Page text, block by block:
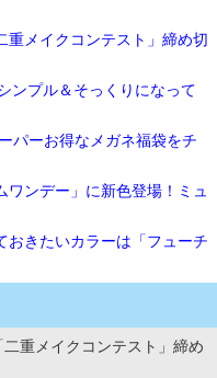
重メイクコンテスト」締め切
ンプル＆そっくりになって
パーお得なメガネ福袋をチ
ワンデー」に新色登場！ミュ
おきたいカラーは「フューチ
重メイクコンテスト」締め